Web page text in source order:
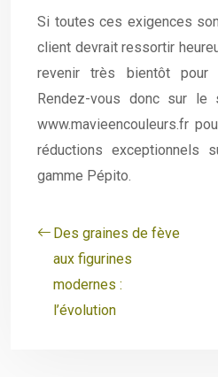
Si toutes ces exigences
client devrait ressortir
revenir très bientôt pour
Rendez-vous donc sur le
www.mavieencouleurs.fr
réductions exceptionnels
gamme Pépito.
Des graines de fève
aux figurines
modernes :
l’évolution